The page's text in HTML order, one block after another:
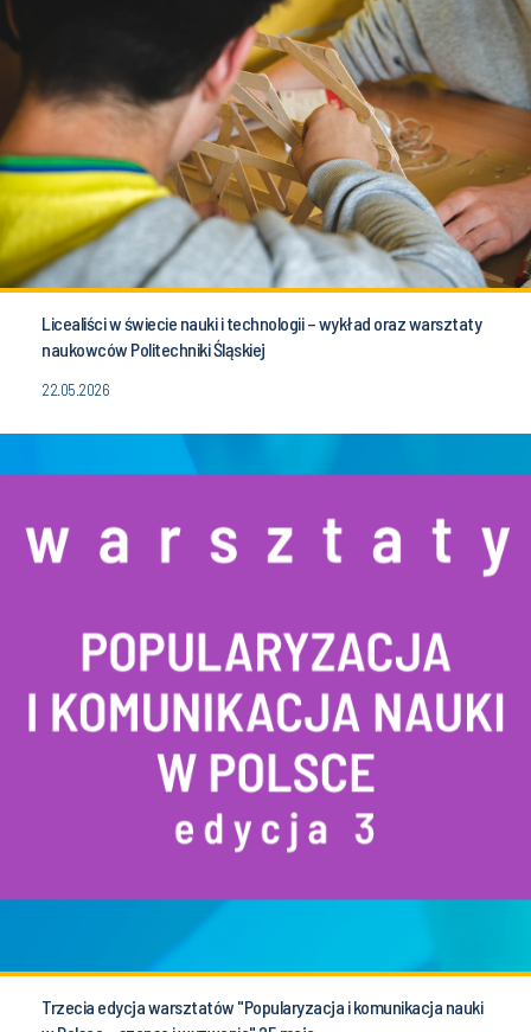
Licealiści w świecie nauki i technologii – wykład oraz warsztaty
naukowców Politechniki Śląskiej
22.05.2026
Trzecia edycja warsztatów "Popularyzacja i komunikacja nauki